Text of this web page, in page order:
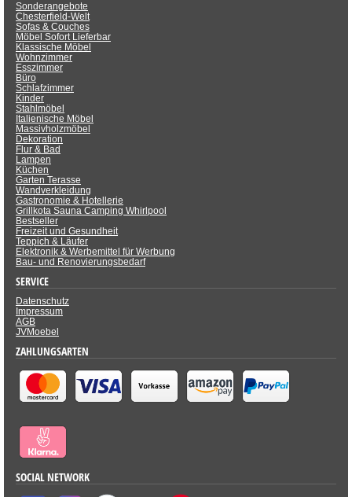
Sonderangebote
Chesterfield-Welt
Sofas & Couches
Möbel Sofort Lieferbar
Klassische Möbel
Wohnzimmer
Esszimmer
Büro
Schlafzimmer
Kinder
Stahlmöbel
Italienische Möbel
Massivholzmöbel
Dekoration
Flur & Bad
Lampen
Küchen
Garten Terasse
Wandverkleidung
Gastronomie & Hotellerie
Grillkota Sauna Camping Whirlpool
Bestseller
Freizeit und Gesundheit
Teppich & Läufer
Elektronik & Werbemittel für Werbung
Bau- und Renovierungsbedarf
SERVICE
Datenschutz
Impressum
AGB
JVMoebel
ZAHLUNGSARTEN
SOCIAL NETWORK